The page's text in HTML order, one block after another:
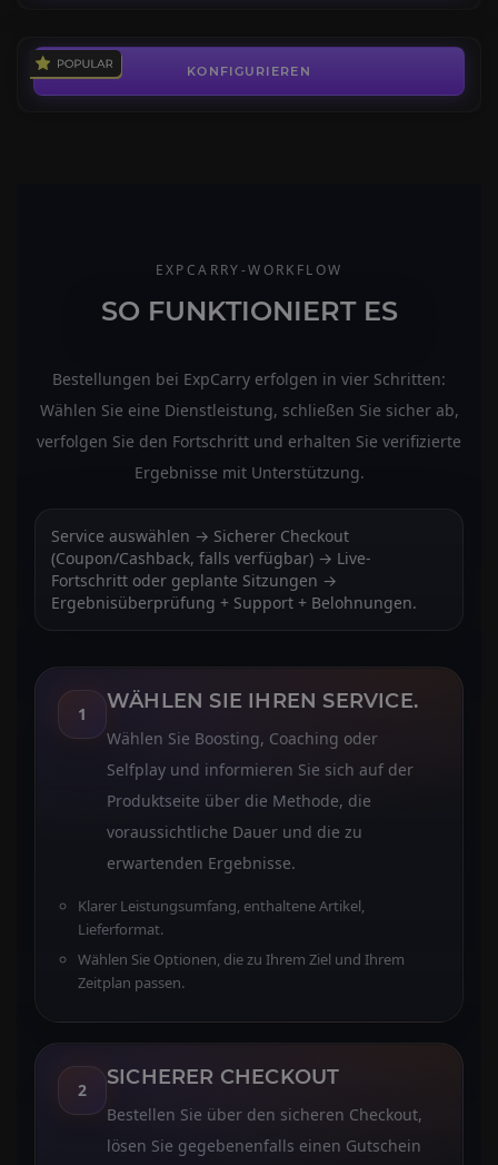
KONFIGURIEREN
EXPCARRY-WORKFLOW
SO FUNKTIONIERT ES
Bestellungen bei ExpCarry erfolgen in vier Schritten:
Wählen Sie eine Dienstleistung, schließen Sie sicher ab,
verfolgen Sie den Fortschritt und erhalten Sie verifizierte
Ergebnisse mit Unterstützung.
Service auswählen → Sicherer Checkout
(Coupon/Cashback, falls verfügbar) → Live-
Fortschritt oder geplante Sitzungen →
Ergebnisüberprüfung + Support + Belohnungen.
1
WÄHLEN SIE IHREN SERVICE.
Wählen Sie Boosting, Coaching oder
Selfplay und informieren Sie sich auf der
Produktseite über die Methode, die
voraussichtliche Dauer und die zu
erwartenden Ergebnisse.
Klarer Leistungsumfang, enthaltene Artikel,
Lieferformat.
Wählen Sie Optionen, die zu Ihrem Ziel und Ihrem
Zeitplan passen.
2
SICHERER CHECKOUT
Bestellen Sie über den sicheren Checkout,
lösen Sie gegebenenfalls einen Gutschein